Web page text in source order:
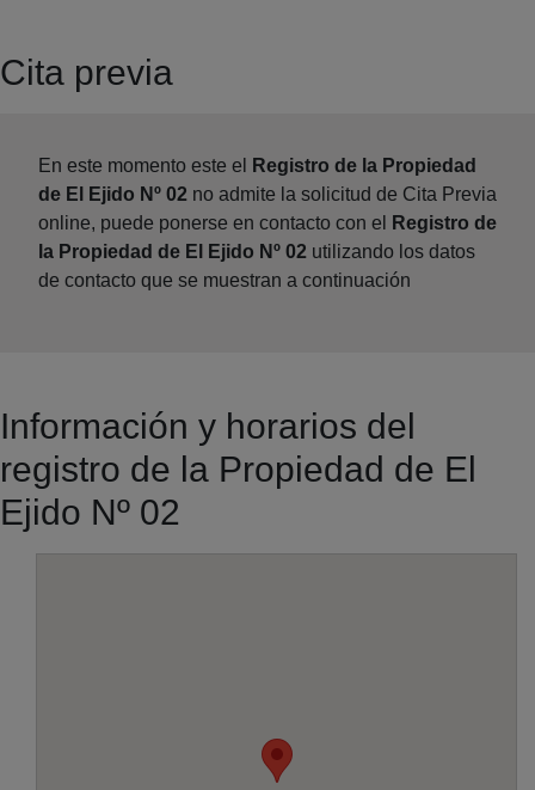
Cita previa
En este momento este el
Registro de la Propiedad
de El Ejido Nº 02 no admite la solicitud de Cita Previa
online, puede ponerse en contacto con el
Registro de
la Propiedad de El Ejido Nº 02 utilizando los datos
de contacto que se muestran a continuación
Información y horarios del
registro de la Propiedad de El
Ejido Nº 02